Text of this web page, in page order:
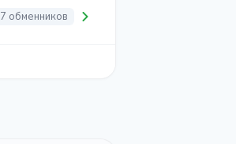
7 обменников